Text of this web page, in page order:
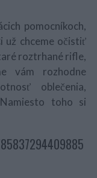
pomocníkoch,
už chceme očistiť
roztrhané rifle,
vám rozhodne
oblečenia,
toho si